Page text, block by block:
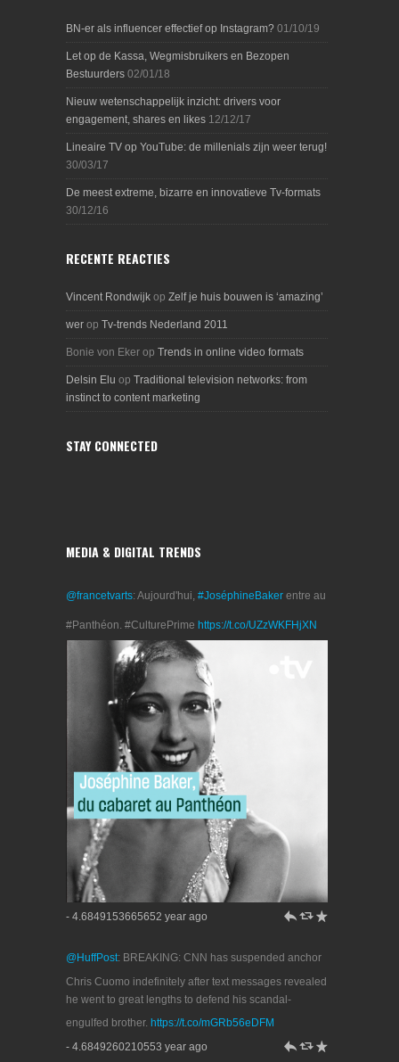
BN-er als influencer effectief op Instagram? 01/10/19
Let op de Kassa, Wegmisbruikers en Bezopen
Bestuurders 02/01/18
Nieuw wetenschappelijk inzicht: drivers voor
engagement, shares en likes 12/12/17
Lineaire TV op YouTube: de millenials zijn weer terug!
30/03/17
De meest extreme, bizarre en innovatieve Tv-formats
30/12/16
RECENTE REACTIES
Vincent Rondwijk op Zelf je huis bouwen is ‘amazing’
wer op Tv-trends Nederland 2011
Bonie von Eker op Trends in online video formats
Delsin Elu op Traditional television networks: from
instinct to content marketing
STAY CONNECTED
MEDIA & DIGITAL TRENDS
@francetvarts: Aujourd'hui, #JoséphineBaker entre au
#Panthéon. #CulturePrime https://t.co/UZzWKFHjXN
- 4.6849153665652 year ago h J R
@HuffPost: BREAKING: CNN has suspended anchor
Chris Cuomo indefinitely after text messages revealed
he went to great lengths to defend his scandal-
engulfed brother. https://t.co/mGRb56eDFM
- 4.6849260210553 year ago
h J R